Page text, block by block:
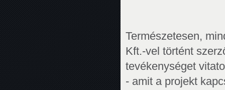
Természetesen,
Kft.-vel történt
tevékenységet
- amit a projekt